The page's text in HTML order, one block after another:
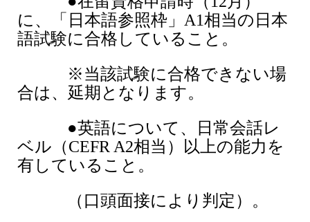
に、「日本語参照枠」A1相当の日本
語試験に合格していること。
※当該試験に合格できない場
合は、延期となります。
●英語について、日常会話レ
ベル（CEFR A2相当）以上の能力を
有していること。
（口頭面接により判定）。